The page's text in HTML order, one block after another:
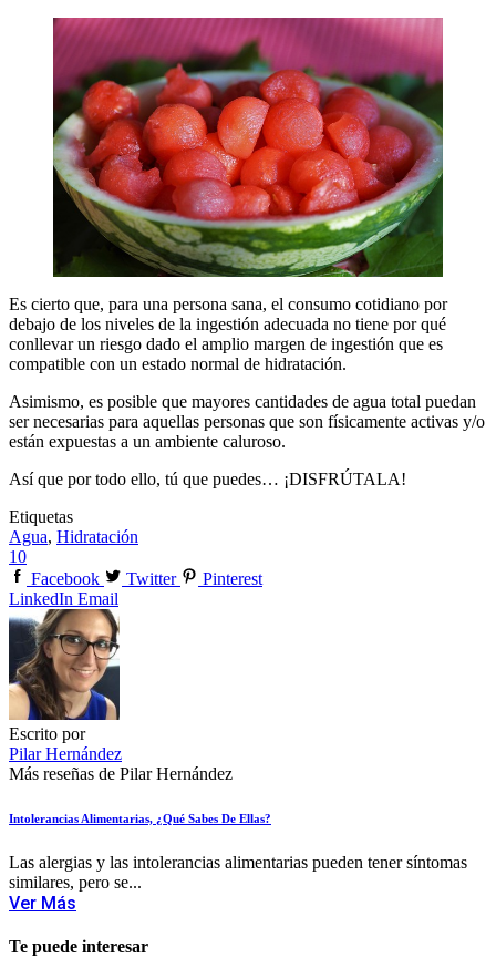
Es cierto que, para una persona sana, el consumo cotidiano por
debajo de los niveles de la ingestión adecuada no tiene por qué
conllevar un riesgo dado el amplio margen de ingestión que es
compatible con un estado normal de hidratación.
Asimismo, es posible que mayores cantidades de agua total puedan
ser necesarias para aquellas personas que son físicamente activas y/o
están expuestas a un ambiente caluroso.
Así que por todo ello, tú que puedes… ¡DISFRÚTALA!
Etiquetas
Agua, Hidratación
10
Facebook
Twitter
Pinterest
LinkedIn Email
Escrito por
Pilar Hernández
Más reseñas de Pilar Hernández
Intolerancias Alimentarias, ¿qué Sabes De Ellas?
Las alergias y las intolerancias alimentarias pueden tener síntomas
similares, pero se...
Ver Más
Te puede interesar